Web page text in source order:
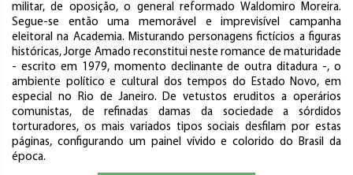
militar, de oposição, o general reformado Waldomiro Moreira.
Segue-se então uma memorável e imprevisível campanha
eleitoral na Academia. Misturando personagens fictícios a figuras
históricas, Jorge Amado reconstitui neste romance de maturidade
- escrito em 1979, momento declinante de outra ditadura -, o
ambiente político e cultural dos tempos do Estado Novo, em
especial no Rio de Janeiro. De vetustos eruditos a operários
comunistas, de refinadas damas da sociedade a sórdidos
torturadores, os mais variados tipos sociais desfilam por estas
páginas, configurando um painel vívido e colorido do Brasil da
época.